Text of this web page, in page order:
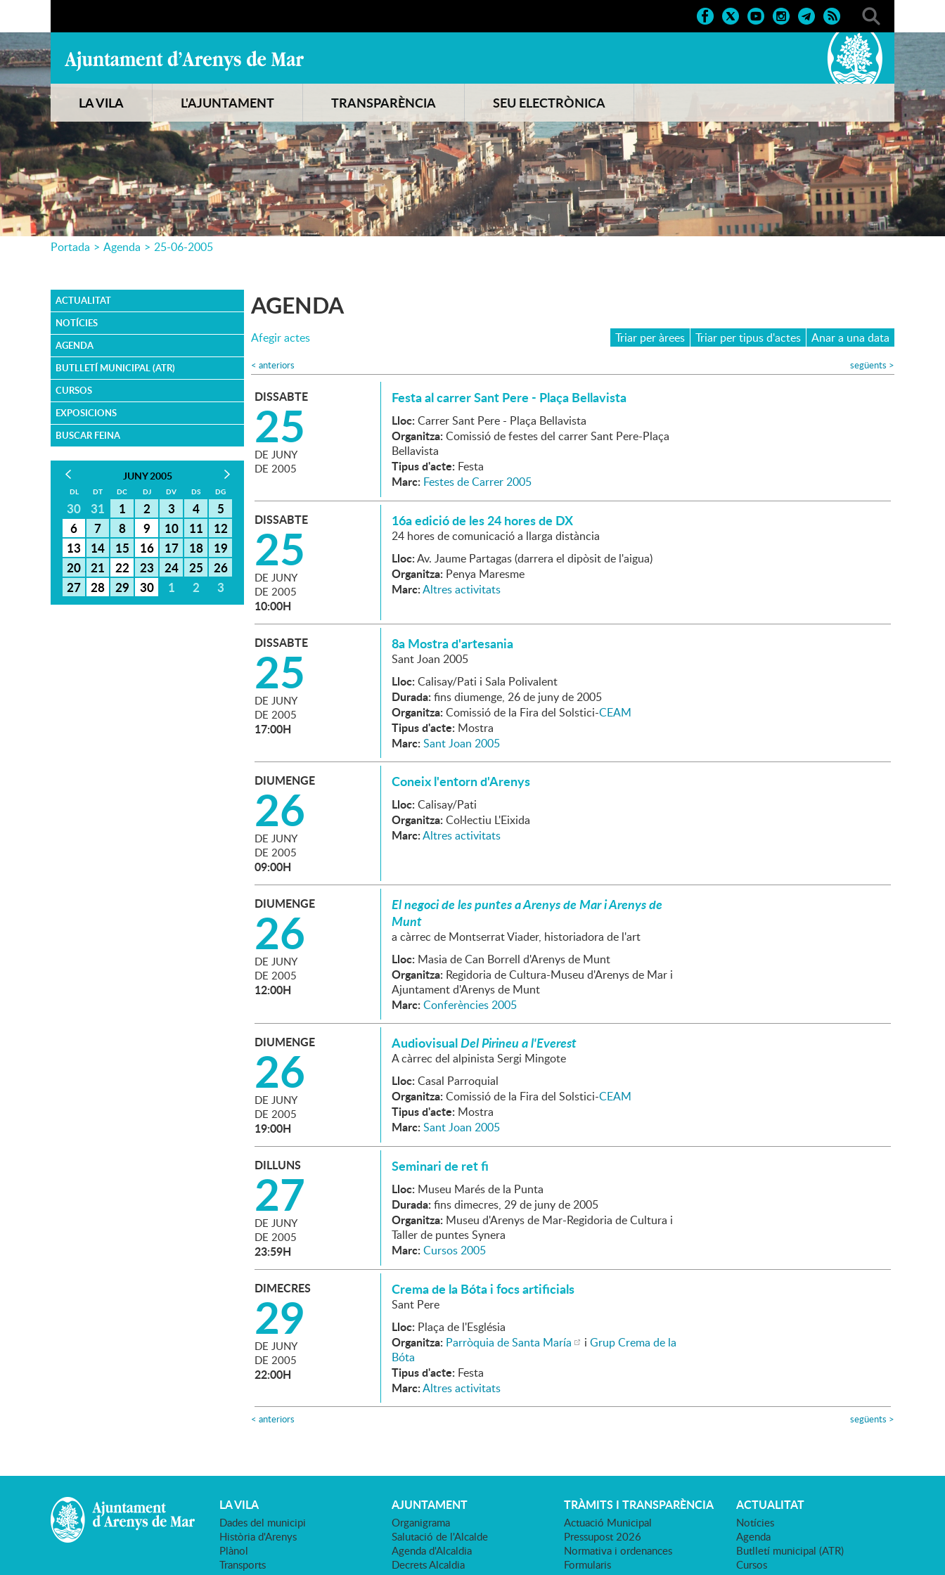
LA VILA L'AJUNTAMENT TRANSPARÈNCIA SEU ELECTRÒNICA
Portada > Agenda > 25-06-2005
ACTUALITAT
NOTÍCIES
AGENDA
BUTLLETÍ MUNICIPAL (ATR)
CURSOS
EXPOSICIONS
BUSCAR FEINA
JUNY 2005
DL DT DC DJ DV DS DG
30 31 1 2 3 4
5
6
7 8 9 10 11
12
13
14 15 16 17 18
19
20 21 22 23 24 25
26
27 28 29 30 1 2 3
AGENDA
Afegir actes Triar per àrees Triar per tipus d'actes Anar a una data
< anteriors següents >
DISSABTE
25
DE JUNY
DE 2005
Festa al carrer Sant Pere - Plaça Bellavista
Lloc: Carrer Sant Pere - Plaça Bellavista
Organitza: Comissió de festes del carrer Sant Pere-Plaça
Bellavista
Tipus d'acte: Festa
Marc: Festes de Carrer 2005
DISSABTE
25
DE JUNY
DE 2005
10:00H
16a edició de les 24 hores de DX
24 hores de comunicació a llarga distància
Lloc:Av. Jaume Partagas (darrera el dipòsit de l'aigua)
Organitza: Penya Maresme
Marc:Altres activitats
DISSABTE
25
DE JUNY
DE 2005
17:00H
8a Mostra d'artesania
Sant Joan 2005
Lloc: Calisay/Pati i Sala Polivalent
Durada: fins diumenge, 26 de juny de 2005
Organitza: Comissió de la Fira del Solstici-CEAM
Tipus d'acte: Mostra
Marc: Sant Joan 2005
DIUMENGE
26
DE JUNY
DE 2005
09:00H
Coneix l'entorn d'Arenys
Lloc: Calisay/Pati
Organitza: Col·lectiu L'Eixida
Marc:Altres activitats
DIUMENGE
26
DE JUNY
DE 2005
12:00H
El negoci de les puntes a Arenys de Mar i Arenys de
Munt
a càrrec de Montserrat Viader, historiadora de l'art
Lloc: Masia de Can Borrell d'Arenys de Munt
Organitza: Regidoria de Cultura-Museu d'Arenys de Mar i
Ajuntament d'Arenys de Munt
Marc: Conferències 2005
DIUMENGE
26
DE JUNY
DE 2005
19:00H
AudiovisualDel Pirineu a l'Everest
A càrrec del alpinista Sergi Mingote
Lloc: Casal Parroquial
Organitza: Comissió de la Fira del Solstici-CEAM
Tipus d'acte: Mostra
Marc: Sant Joan 2005
DILLUNS
27
DE JUNY
DE 2005
23:59H
Seminari de ret fi
Lloc: Museu Marés de la Punta
Durada: fins dimecres, 29 de juny de 2005
Organitza: Museu d'Arenys de Mar-Regidoria de Cultura i
Taller de puntes Synera
Marc: Cursos 2005
DIMECRES
29
DE JUNY
DE 2005
22:00H
Crema de la Bóta i focs artificials
Sant Pere
Lloc: Plaça de l'Església
Organitza: Parròquia de Santa María i Grup Crema de la
Bóta
Tipus d'acte: Festa
Marc:Altres activitats
< anteriors següents >
LA VILA
Dades del municipi
Història d'Arenys
Plànol
Transports
AJUNTAMENT
Organigrama
Salutació de l'Alcalde
Agenda d'Alcaldia
Decrets Alcaldia
TRÀMITS I TRANSPARÈNCIA
Actuació Municipal
Pressupost 2026
Normativa i ordenances
Formularis
ACTUALITAT
Notícies
Agenda
Butlletí municipal (ATR)
Cursos